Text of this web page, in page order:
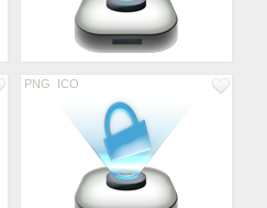
PNG ICO